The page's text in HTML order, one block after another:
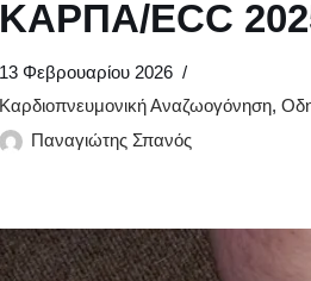
ΚΑΡΠΑ/ECC
13 Φεβρουαρίου 2026
Καρδιοπνευμονική Αναζωογόνηση,
Παναγιώτης Σπανός